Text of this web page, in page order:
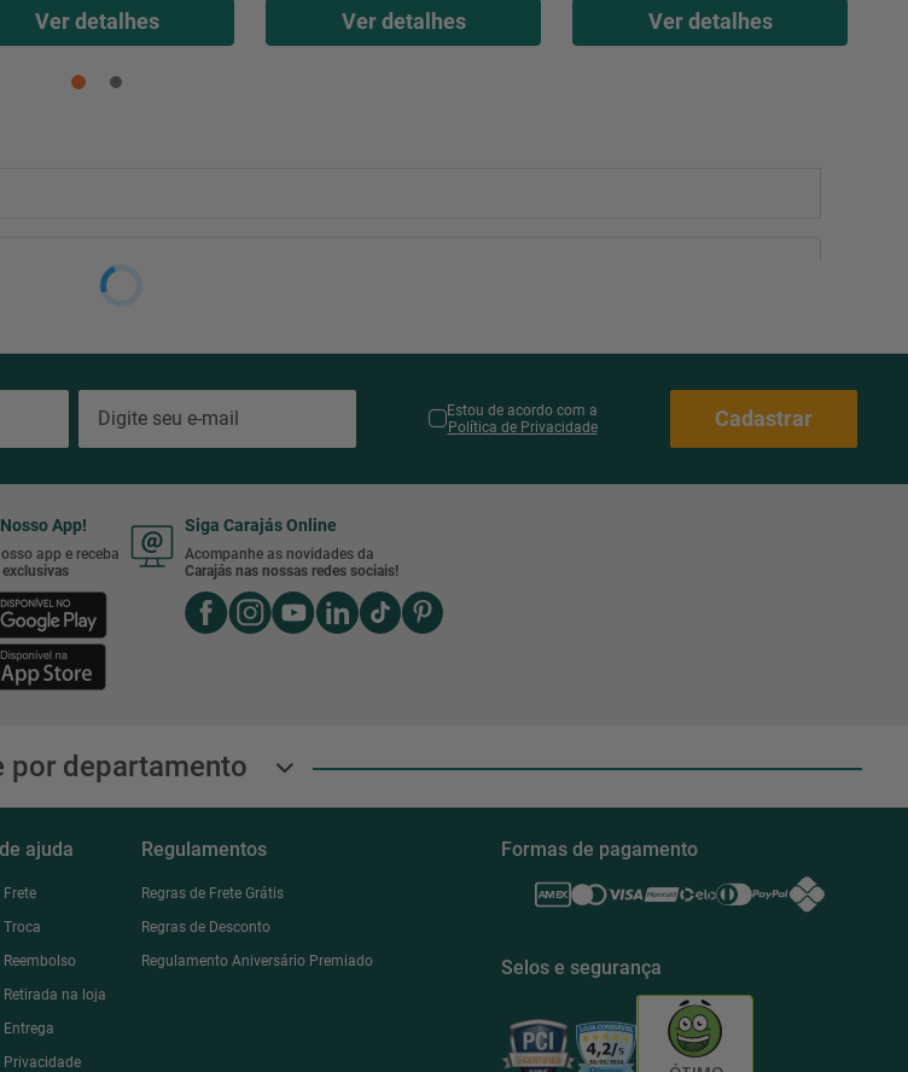
Ver detalhes Ver detalhes Ver detalhes
Estou de acordo com a
Política de Privacidade
Cadastrar
App!
app e receba
Siga Carajás Online
Acompanhe as novidades da
Carajás nas nossas redes sociais!
por departamento
ajuda
na loja
Privacidade
Regulamentos
Regras de Frete Grátis
Regras de Desconto
Regulamento Aniversário Premiado
Formas de pagamento
Selos e segurança